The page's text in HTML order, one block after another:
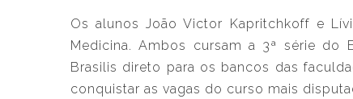
Os alunos João Victor Kapritchkoff e
Medicina. Ambos cursam a 3ª série do
Brasilis direto para os bancos das
conquistar as vagas do curso mais